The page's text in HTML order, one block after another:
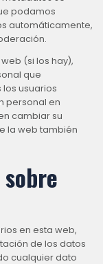
podamos
automáticamente,
(si los hay),
que
usuarios
personal en
cambiar su
la web también
en esta web,
de los datos
cualquier dato